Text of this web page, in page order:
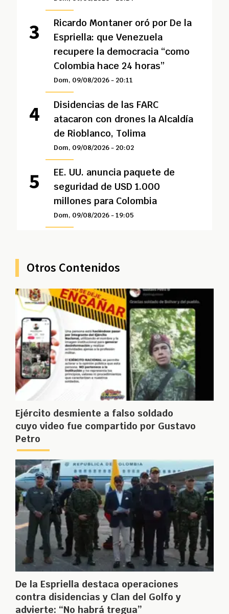
Ricardo Montaner oró por De la
Espriella: que Venezuela
recupere la democracia “como
Colombia hace 24 horas”
Dom, 09/08/2026 - 20:11
Disidencias de las FARC
atacaron con drones la Alcaldía
de Rioblanco, Tolima
Dom, 09/08/2026 - 20:02
EE. UU. anuncia paquete de
seguridad de USD 1.000
millones para Colombia
Dom, 09/08/2026 - 19:05
Otros Contenidos
Ejército desmiente a falso soldado
cuyo video fue compartido por Gustavo
Petro
De la Espriella destaca operaciones
contra disidencias y Clan del Golfo y
advierte: “No habrá tregua”